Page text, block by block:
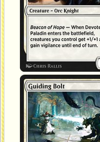
Éclair traçant